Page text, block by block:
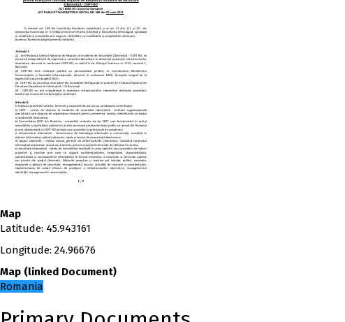
Map
Latitude: 45.943161
Longitude: 24.96676
Map (linked Document)
Romania